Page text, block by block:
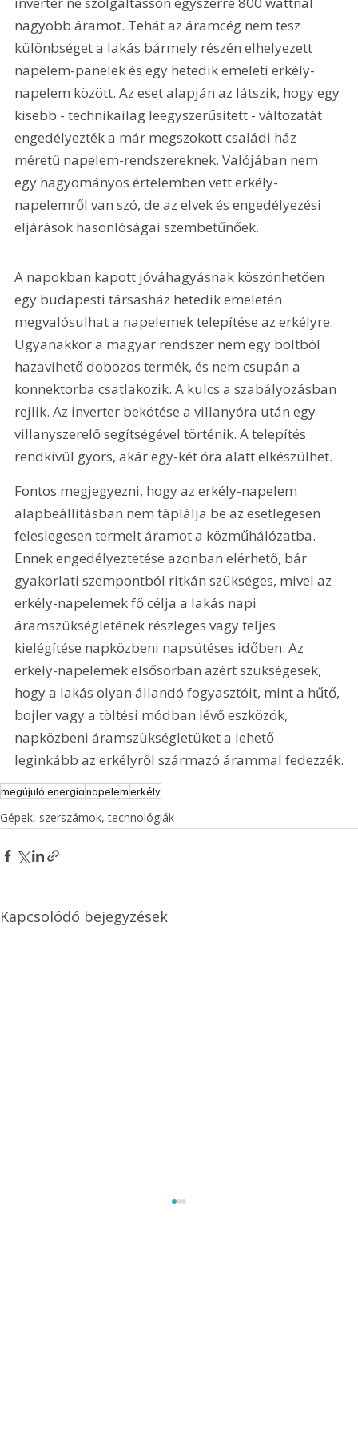
nagyobb áramot. Tehát az áramcég nem tesz
különbséget a lakás bármely részén elhelyezett
napelem-panelek és egy hetedik emeleti erkély-
napelem között. Az eset alapján az látszik, hogy egy
kisebb - technikailag leegyszerűsített - változatát
engedélyezték a már megszokott családi ház
méretű napelem-rendszereknek. Valójában nem
egy hagyományos értelemben vett erkély-
napelemről van szó, de az elvek és engedélyezési
eljárások hasonlóságai szembetűnőek.
A napokban kapott jóváhagyásnak köszönhetően
egy budapesti társasház hetedik emeletén
megvalósulhat a napelemek telepítése az erkélyre.
Ugyanakkor a magyar rendszer nem egy boltból
hazavihető dobozos termék, és nem csupán a
konnektorba csatlakozik. A kulcs a szabályozásban
rejlik. Az inverter bekötése a villanyóra után egy
villanyszerelő segítségével történik. A telepítés
rendkívül gyors, akár egy-két óra alatt elkészülhet.
Fontos megjegyezni, hogy az erkély-napelem
alapbeállításban nem táplálja be az esetlegesen
feleslegesen termelt áramot a közműhálózatba.
Ennek engedélyeztetése azonban elérhető, bár
gyakorlati szempontból ritkán szükséges, mivel az
erkély-napelemek fő célja a lakás napi
áramszükségletének részleges vagy teljes
kielégítése napközbeni napsütéses időben. Az
erkély-napelemek elsősorban azért szükségesek,
hogy a lakás olyan állandó fogyasztóit, mint a hűtő,
bojler vagy a töltési módban lévő eszközök,
napközbeni áramszükségletüket a lehető
leginkább az erkélyről származó árammal fedezzék.
megújuló energianapelemerkély
Gépek, szerszámok, technológiák
Kapcsolódó bejegyzések